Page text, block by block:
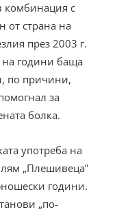
комбинация с
от страна на
през 2003 г.
на години баща
по причини,
за
болка.
употреба на
„Плешивеца”
години.
„по-